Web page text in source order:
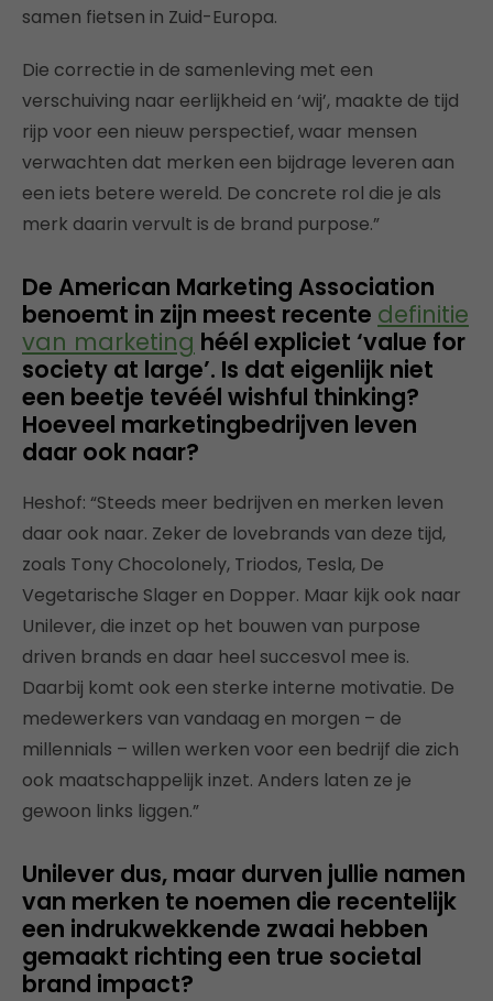
samen fietsen in Zuid-Europa.
Die correctie in de samenleving met een
verschuiving naar eerlijkheid en ‘wij’, maakte de tijd
rijp voor een nieuw perspectief, waar mensen
verwachten dat merken een bijdrage leveren aan
een iets betere wereld. De concrete rol die je als
merk daarin vervult is de brand purpose.”
De American Marketing Association
benoemt in zijn meest recente definitie
van marketing héél expliciet ‘value for
society at large’. Is dat eigenlijk niet
een beetje tevéél wishful thinking?
Hoeveel marketingbedrijven leven
daar ook naar?
Heshof: “Steeds meer bedrijven en merken leven
daar ook naar. Zeker de lovebrands van deze tijd,
zoals Tony Chocolonely, Triodos, Tesla, De
Vegetarische Slager en Dopper. Maar kijk ook naar
Unilever, die inzet op het bouwen van purpose
driven brands en daar heel succesvol mee is.
Daarbij komt ook een sterke interne motivatie. De
medewerkers van vandaag en morgen – de
millennials – willen werken voor een bedrijf die zich
ook maatschappelijk inzet. Anders laten ze je
gewoon links liggen.”
Unilever dus, maar durven jullie namen
van merken te noemen die recentelijk
een indrukwekkende zwaai hebben
gemaakt richting een true societal
brand impact?